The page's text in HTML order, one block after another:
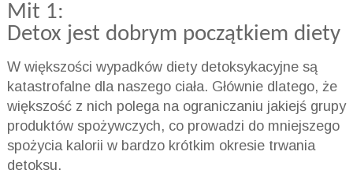
Mit 1:
Detox jest dobrym początkiem diety
W większości wypadków diety detoksykacyjne są
katastrofalne dla naszego ciała. Głównie dlatego, że
większość z nich polega na ograniczaniu jakiejś grupy
produktów spożywczych, co prowadzi do mniejszego
spożycia kalorii w bardzo krótkim okresie trwania
detoksu.